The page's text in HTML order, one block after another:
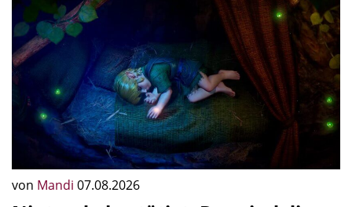
von Mandi 07.08.2026